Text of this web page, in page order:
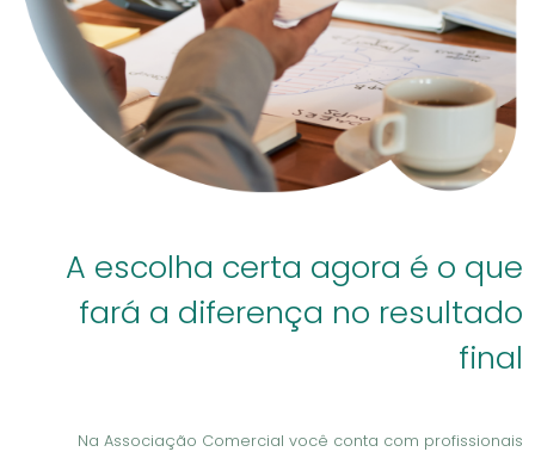
A escolha certa agora é o que
fará a diferença no resultado
final
Na Associação Comercial você conta com profissionais